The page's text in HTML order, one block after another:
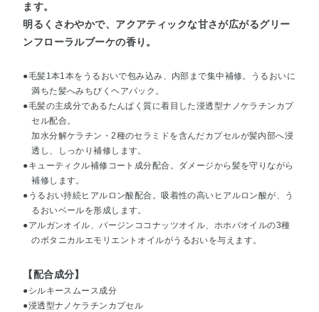
ます。
明るくさわやかで、アクアティックな甘さが広がるグリー
ンフローラルブーケの香り。
●毛髪1本1本をうるおいで包み込み、内部まで集中補修。うるおいに
満ちた髪へみちびくヘアパック。
●毛髪の主成分であるたんぱく質に着目した浸透型ナノケラチンカプ
セル配合。
加水分解ケラチン・2種のセラミドを含んだカプセルが髪内部へ浸
透し、しっかり補修します。
●キューティクル補修コート成分配合。ダメージから髪を守りながら
補修します。
●うるおい持続ヒアルロン酸配合。吸着性の高いヒアルロン酸が、う
るおいベールを形成します。
●アルガンオイル、バージンココナッツオイル、ホホバオイルの3種
のボタニカルエモリエントオイルがうるおいを与えます。
【配合成分】
●シルキースムース成分
●浸透型ナノケラチンカプセル